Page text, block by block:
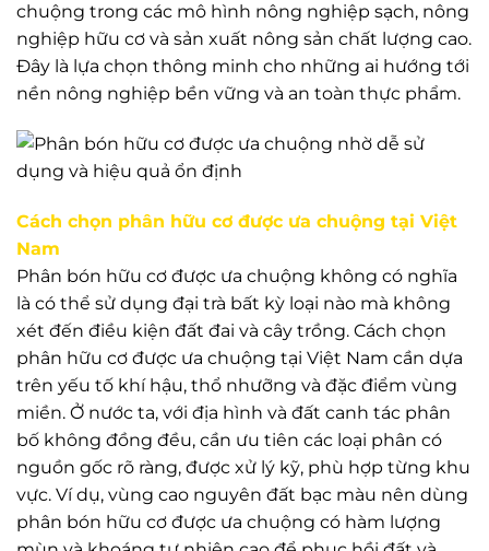
chuộng trong các mô hình nông nghiệp sạch, nông
nghiệp hữu cơ và sản xuất nông sản chất lượng cao.
Đây là lựa chọn thông minh cho những ai hướng tới
nền nông nghiệp bền vững và an toàn thực phẩm.
Cách chọn phân hữu cơ được ưa chuộng tại Việt
Nam
Phân bón hữu cơ được ưa chuộng không có nghĩa
là có thể sử dụng đại trà bất kỳ loại nào mà không
xét đến điều kiện đất đai và cây trồng. Cách chọn
phân hữu cơ được ưa chuộng tại Việt Nam cần dựa
trên yếu tố khí hậu, thổ nhưỡng và đặc điểm vùng
miền. Ở nước ta, với địa hình và đất canh tác phân
bố không đồng đều, cần ưu tiên các loại phân có
nguồn gốc rõ ràng, được xử lý kỹ, phù hợp từng khu
vực. Ví dụ, vùng cao nguyên đất bạc màu nên dùng
phân bón hữu cơ được ưa chuộng có hàm lượng